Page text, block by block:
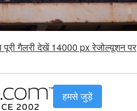
गैलरी देखें 14000 px रेजोल्यूशन पर
हमसे जुड़ें